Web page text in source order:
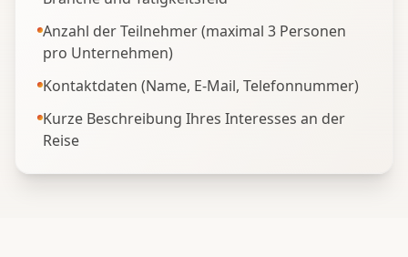
Anzahl der Teilnehmer (maximal 3 Personen
pro Unternehmen)
Kontaktdaten (Name, E-Mail, Telefonnummer)
Kurze Beschreibung Ihres Interesses an der
Reise